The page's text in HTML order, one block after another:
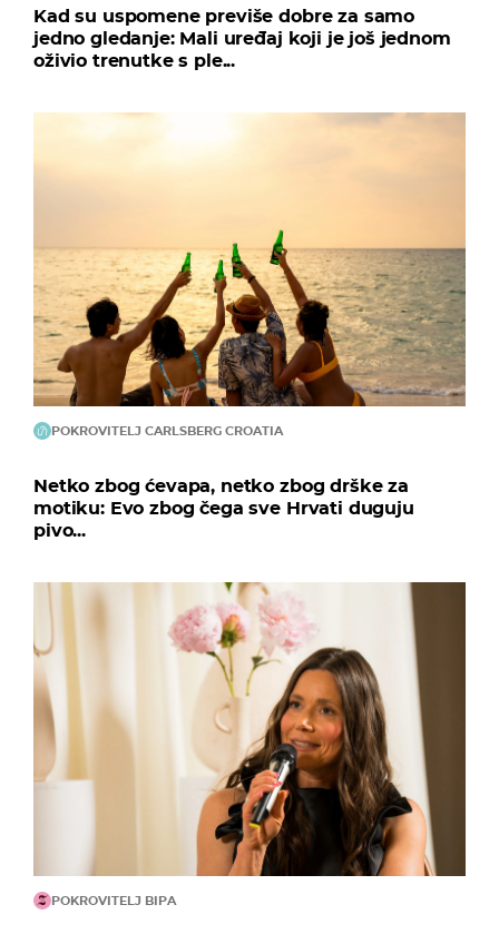
Kad su uspomene previše dobre za samo
jedno gledanje: Mali uređaj koji je još jednom
oživio trenutke s ple...
POKROVITELJ CARLSBERG CROATIA
Netko zbog ćevapa, netko zbog drške za
motiku: Evo zbog čega sve Hrvati duguju
pivo...
POKROVITELJ BIPA